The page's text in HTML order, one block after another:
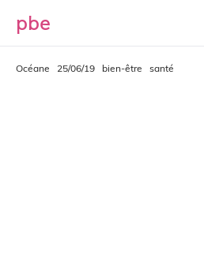
pbe
Océane 25/06/19 bien-être santé